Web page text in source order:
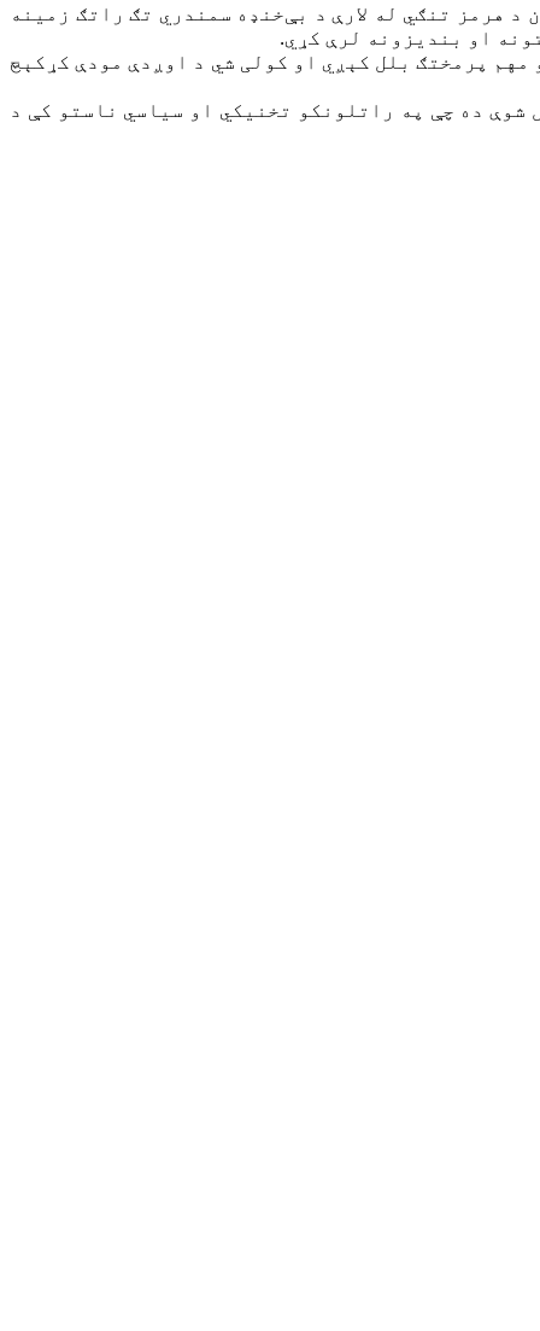
هرمز تنګي له لارې د بې‌خنډه سمندري تګ راتګ زمینه
او بندیزونه لرې کړي.
پرمختګ بلل کېږي او کولی شي د اوږدې مودې کړکېچ
ده چې په راتلونکو تخنیکي او سیاسي ناستو کې د